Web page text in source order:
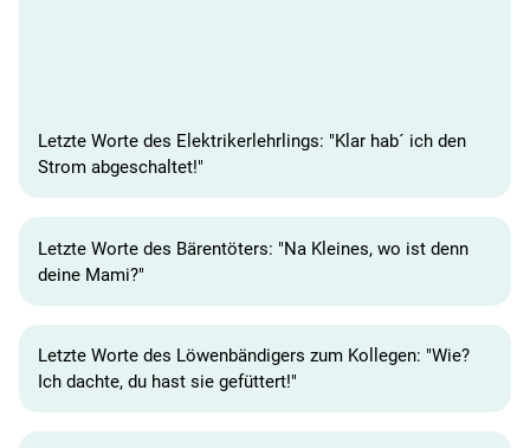
Letzte Worte des Elektrikerlehrlings: "Klar hab´ ich den
Strom abgeschaltet!"
Letzte Worte des Bärentöters: "Na Kleines, wo ist denn
deine Mami?"
Letzte Worte des Löwenbändigers zum Kollegen: "Wie?
Ich dachte, du hast sie gefüttert!"